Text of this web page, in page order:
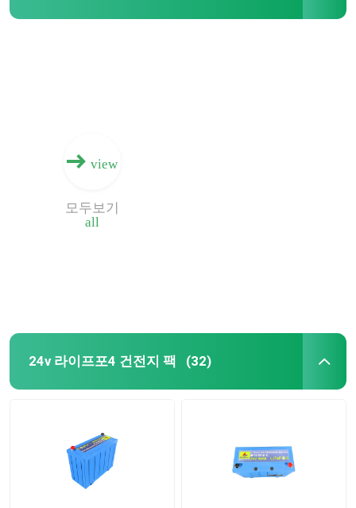
view
all
모두보기
24v 라이프포4 건전지 팩 (32)